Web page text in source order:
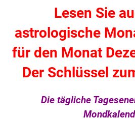
Lesen Sie
astrologische
für den Monat
Der Schlüssel
Die tägliche